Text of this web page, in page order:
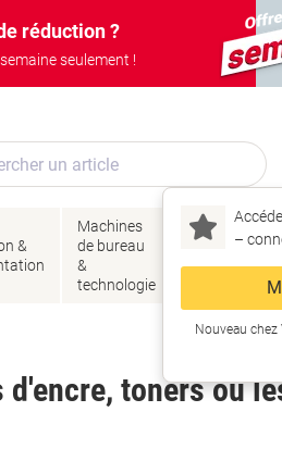
réduction ?
seulement !
–
Nouveau chez
&
Machines
de bureau
&
technologie
Encres
&
toners ou